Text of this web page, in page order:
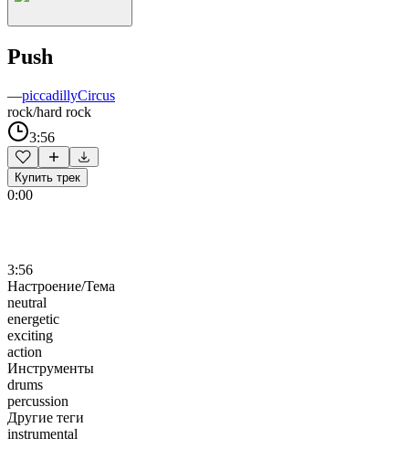
Push
—piccadillyCircus
rock/hard rock
3:56
Купить трек
0:00
3:56
Настроение/Тема
neutral
energetic
exciting
action
Инструменты
drums
percussion
Другие теги
instrumental